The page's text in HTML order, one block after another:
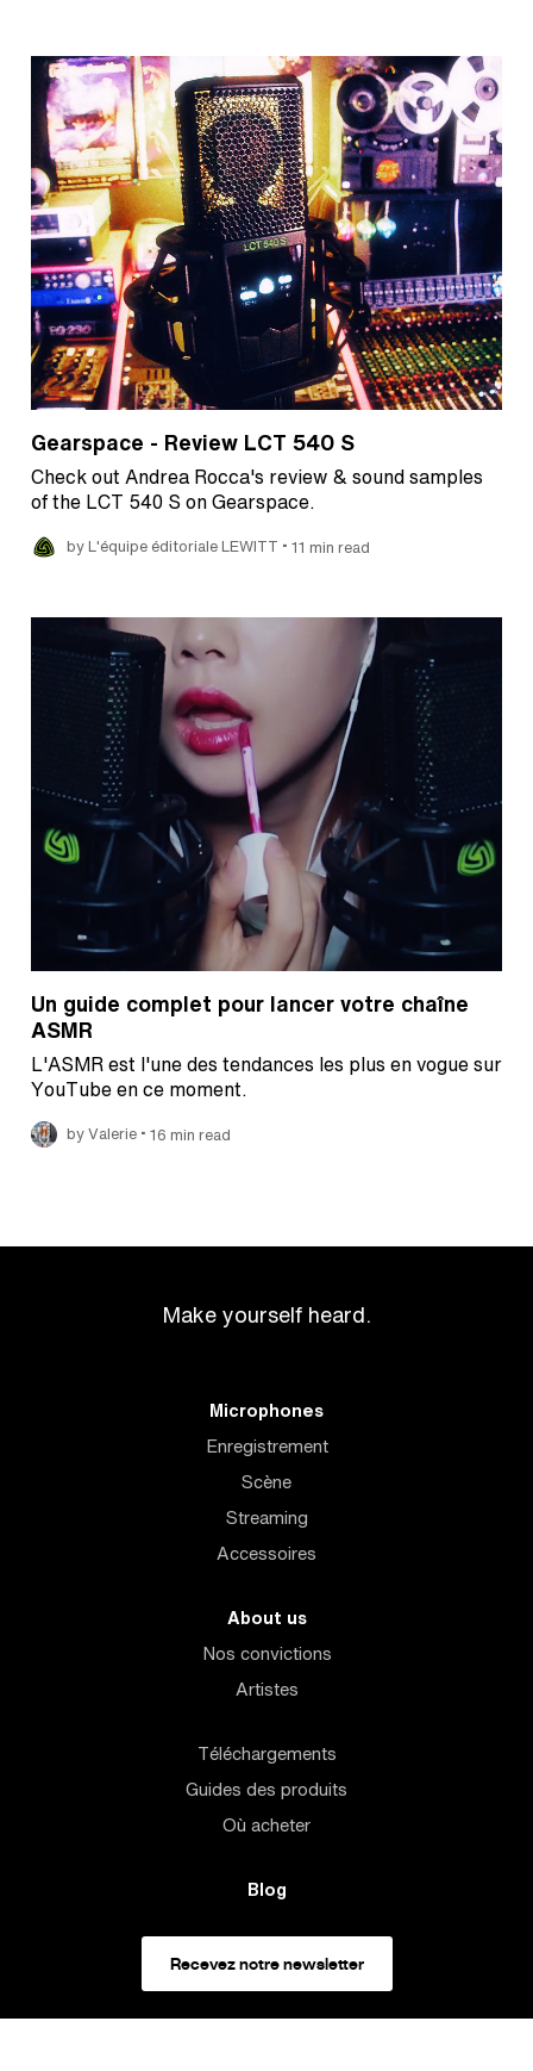
Gearspace - Review LCT 540 S
Check out Andrea Rocca's review & sound samples
of the LCT 540 S on Gearspace.
by L'équipe éditoriale LEWITT • 11 min read
Un guide complet pour lancer votre chaîne
ASMR
L'ASMR est l'une des tendances les plus en vogue sur
YouTube en ce moment.
by Valerie • 16 min read
Make yourself heard.
Microphones
Enregistrement
Scène
Streaming
Accessoires
About us
Nos convictions
Artistes
Téléchargements
Guides des produits
Où acheter
Blog
Recevez notre newsletter